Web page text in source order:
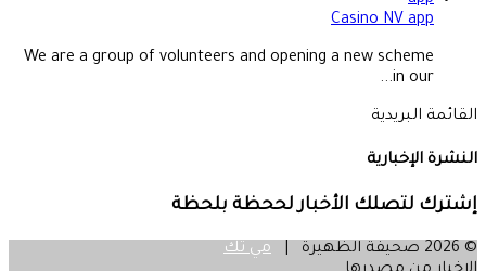
Casino NV app
We are a group of volunteers and opening a new scheme
in our...
القائمة البريدية
النشرة الإخبارية
إشترك لتصلك الأخبار لححظة بلحظة
© 2026 صحيفة الظهيرة |
مي تك